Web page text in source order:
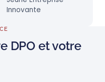
Innovante
DPO et votre